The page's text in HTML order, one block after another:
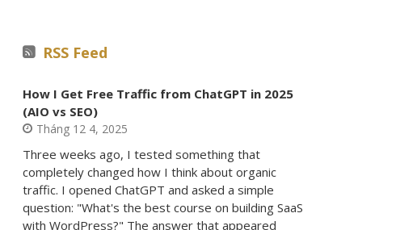
RSS Feed
How I Get Free Traffic from ChatGPT in 2025
(AIO vs SEO)
Tháng 12 4, 2025
Three weeks ago, I tested something that
completely changed how I think about organic
traffic. I opened ChatGPT and asked a simple
question: "What's the best course on building SaaS
with WordPress?" The answer that appeared